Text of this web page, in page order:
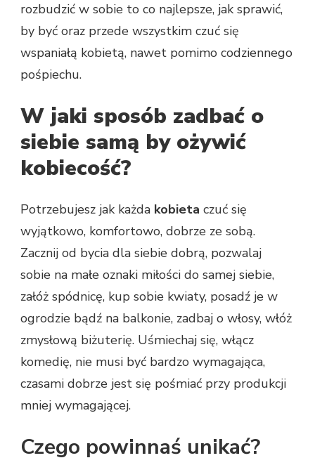
rozbudzić w sobie to co najlepsze, jak sprawić,
by być oraz przede wszystkim czuć się
wspaniałą kobietą, nawet pomimo codziennego
pośpiechu.
W jaki sposób zadbać o
siebie samą by ożywić
kobiecość?
Potrzebujesz jak każda kobieta czuć się
wyjątkowo, komfortowo, dobrze ze sobą.
Zacznij od bycia dla siebie dobrą, pozwalaj
sobie na małe oznaki miłości do samej siebie,
załóż spódnicę, kup sobie kwiaty, posadź je w
ogrodzie bądź na balkonie, zadbaj o włosy, włóż
zmysłową biżuterię. Uśmiechaj się, włącz
komedię, nie musi być bardzo wymagająca,
czasami dobrze jest się pośmiać przy produkcji
mniej wymagającej.
Czego powinnaś unikać?